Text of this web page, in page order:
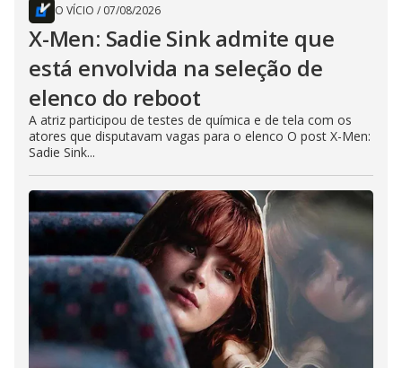
O VÍCIO / 07/08/2026
X-Men: Sadie Sink admite que
está envolvida na seleção de
elenco do reboot
A atriz participou de testes de química e de tela com os
atores que disputavam vagas para o elenco O post X-Men:
Sadie Sink...